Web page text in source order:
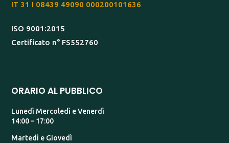
IT 31 I 08439 49090 000200101636
ISO 9001:2015
Certificato n° FS552760
ORARIO AL PUBBLICO
Lunedì Mercoledì e Venerdì
14:00 – 17:00
Martedì e Giovedì